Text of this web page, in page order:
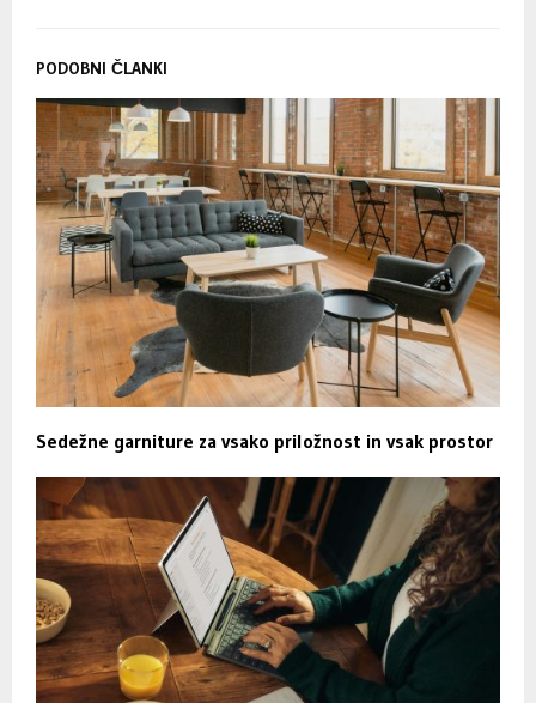
PODOBNI ČLANKI
Sedežne garniture za vsako priložnost in vsak prostor